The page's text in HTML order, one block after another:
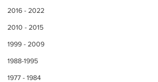
2016 - 2022
2010 - 2015
1999 - 2009
1988-1995
1977 - 1984